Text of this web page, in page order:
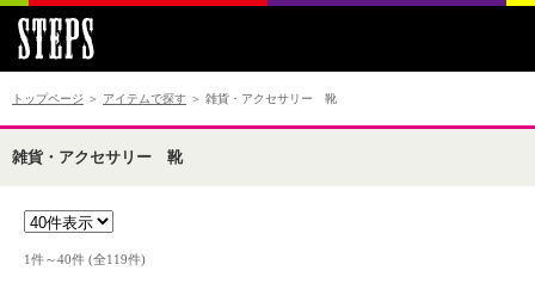
トップページ ＞ アイテムで探す ＞ 雑貨・アクセサリー 靴
雑貨・アクセサリー 靴
1件～40件 (全119件)